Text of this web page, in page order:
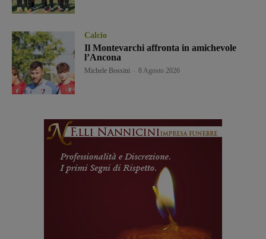
Calcio
Il Montevarchi affronta in amichevole
l’Ancona
Michele Bossini 8 Agosto 2026